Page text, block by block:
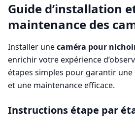
Guide d’installation
maintenance des
Installer unecaméra pour
enrichir votre expérience
étapes simples pour garantir
et une maintenance efficace.
Instructions étape par